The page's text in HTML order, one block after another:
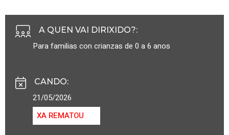
A QUEN VAI DIRIXIDO?:
Para familias con crianzas de 0 a 6 anos
CANDO:
21/05/2026
XA REMATOU